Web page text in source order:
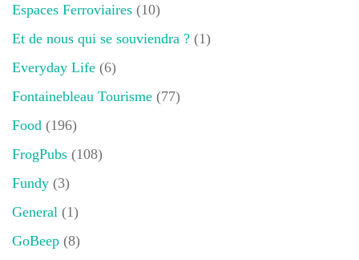
Espaces Ferroviaires (10)
Et de nous qui se souviendra ? (1)
Everyday Life (6)
Fontainebleau Tourisme (77)
Food (196)
FrogPubs (108)
Fundy (3)
General (1)
GoBeep (8)